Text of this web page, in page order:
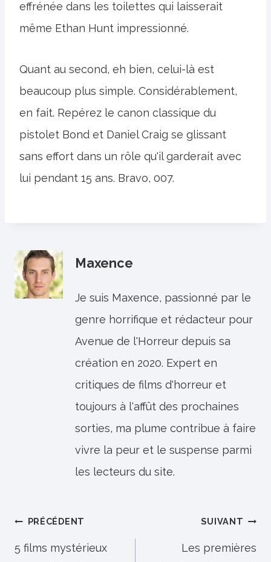
effrénée dans les toilettes qui laisserait
même Ethan Hunt impressionné.
Quant au second, eh bien, celui-là est
beaucoup plus simple. Considérablement,
en fait. Repérez le canon classique du
pistolet Bond et Daniel Craig se glissant
sans effort dans un rôle qu'il garderait avec
lui pendant 15 ans. Bravo, 007.
Maxence
Je suis Maxence, passionné par le
genre horrifique et rédacteur pour
Avenue de l'Horreur depuis sa
création en 2020. Expert en
critiques de films d'horreur et
toujours à l'affût des prochaines
sorties, ma plume contribue à faire
vivre la peur et le suspense parmi
les lecteurs du site.
Navigation
de
PRÉCÉDENT
5 films mystérieux
SUIVANT
Les premières